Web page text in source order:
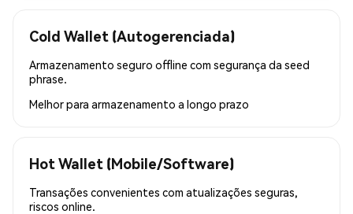
Cold Wallet (Autogerenciada)
Armazenamento seguro offline com segurança da seed
phrase.
Melhor para armazenamento a longo prazo
Hot Wallet (Mobile/Software)
Transações convenientes com atualizações seguras,
riscos online.